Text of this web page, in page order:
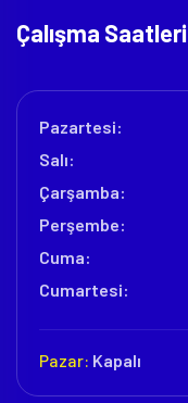
Çalışma Saatleri
Pazartesi:
Salı:
Çarşamba:
Perşembe:
Cuma:
Cumartesi:
Pazar: Kapalı